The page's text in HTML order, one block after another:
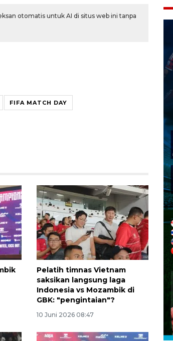
otomatis untuk AI di situs web ini tanpa
FIFA MATCH DAY
Pelatih timnas Vietnam
saksikan langsung laga
Indonesia vs Mozambik di
GBK: "pengintaian"?
10 Juni 2026 08:47
Layanan haji Indonesia
semakin memuaskan